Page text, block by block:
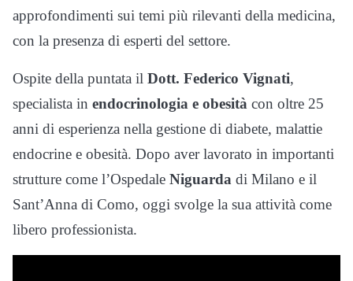
approfondimenti sui temi più rilevanti della medicina,
con la presenza di esperti del settore.
Ospite della puntata il Dott. Federico Vignati,
specialista in endocrinologia e obesità con oltre 25
anni di esperienza nella gestione di diabete, malattie
endocrine e obesità. Dopo aver lavorato in importanti
strutture come l’Ospedale Niguarda di Milano e il
Sant’Anna di Como, oggi svolge la sua attività come
libero professionista.